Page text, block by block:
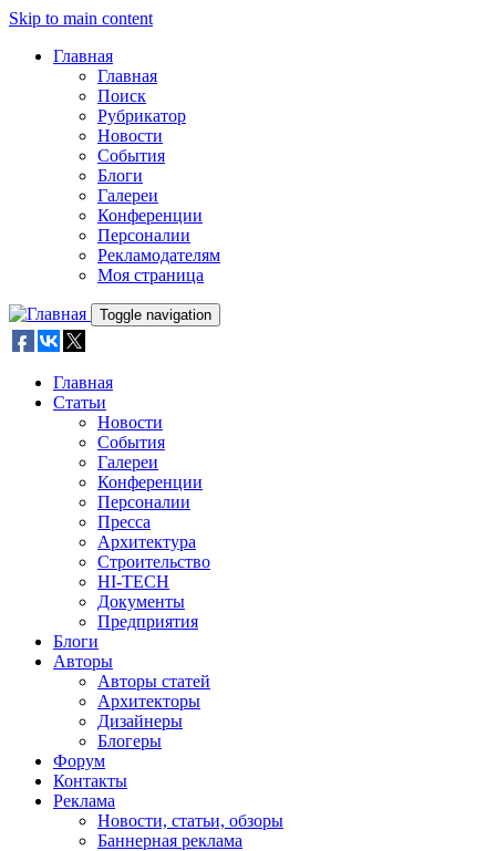
Skip to main content
Главная
Главная
Поиск
Рубрикатор
Новости
События
Блоги
Галереи
Конференции
Персоналии
Рекламодателям
Моя страница
Toggle navigation
Главная
Статьи
Новости
События
Галереи
Конференции
Персоналии
Пресса
Архитектура
Строительство
HI-TECH
Документы
Предприятия
Блоги
Авторы
Авторы статей
Архитекторы
Дизайнеры
Блогеры
Форум
Контакты
Реклама
Новости, статьи, обзоры
Баннерная реклама